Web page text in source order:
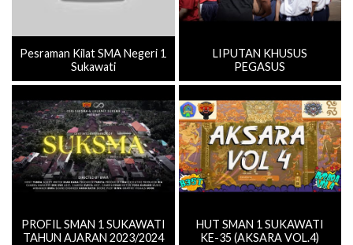
Pesraman Kilat SMA Negeri 1
Sukawati
LIPUTAN KHUSUS
PEGASUS
PROFIL SMAN 1 SUKAWATI
TAHUN AJARAN 2023/2024
HUT SMAN 1 SUKAWATI
KE-35 (AKSARA VOL.4)